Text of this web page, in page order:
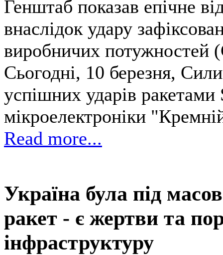
Генштаб показав епічне
внаслідок удару
виробничих потужностей
Сьогодні, 10 березня,
успішних ударів
мікроелектроніки
Read more...
Україна була під
ракет - є жертви та
інфраструктуру